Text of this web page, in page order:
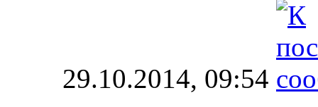
29.10.2014, 09:54